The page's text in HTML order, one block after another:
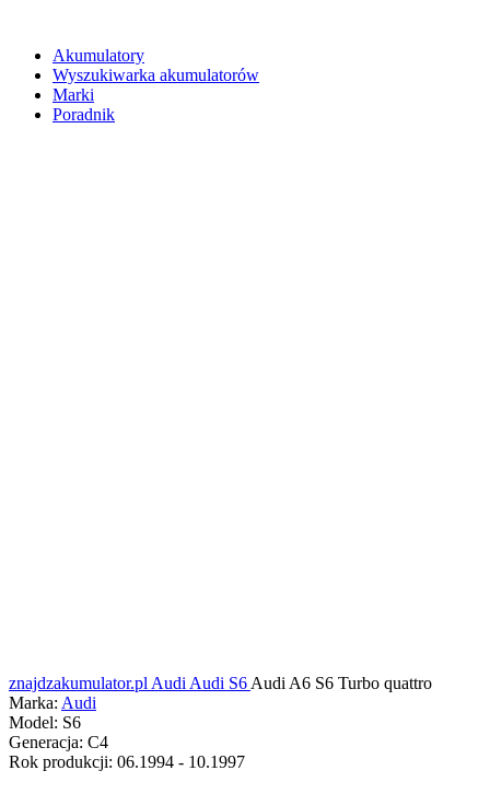
Akumulatory
Wyszukiwarka akumulatorów
Marki
Poradnik
znajdzakumulator.pl Audi Audi S6 Audi A6 S6 Turbo quattro
Marka: Audi
Model: S6
Generacja: C4
Rok produkcji: 06.1994 - 10.1997